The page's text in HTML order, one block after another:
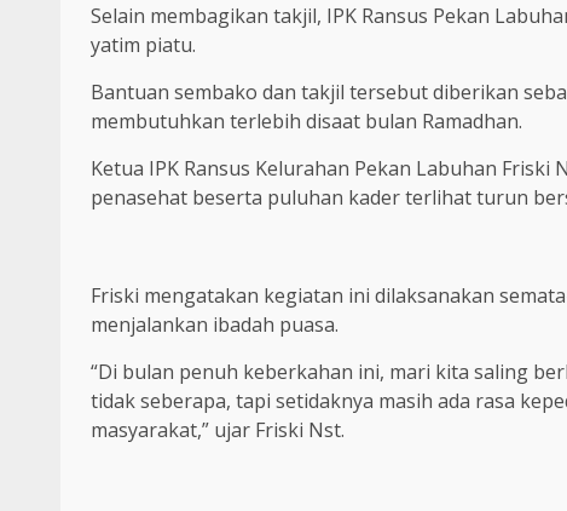
Selain membagikan takjil, IPK Ransus Pekan
yatim piatu.
Bantuan sembako dan takjil tersebut diberikan
membutuhkan terlebih disaat bulan Ramadhan.
Ketua IPK Ransus Kelurahan Pekan Labuhan
penasehat beserta puluhan kader terlihat turun
Friski mengatakan kegiatan ini dilaksanakan
menjalankan ibadah puasa.
“Di bulan penuh keberkahan ini, mari kita saling
tidak seberapa, tapi setidaknya masih ada rasa
masyarakat,” ujar Friski Nst.